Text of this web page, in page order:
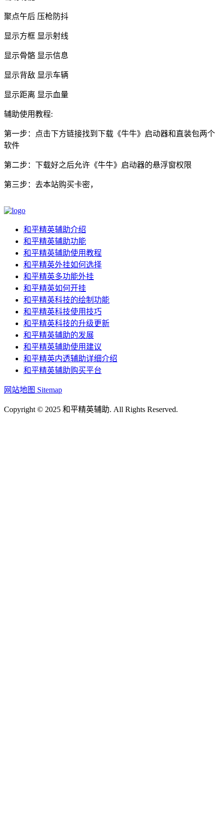
聚点午后 压枪防抖
显示方框 显示射线
显示骨骼 显示信息
显示背敌 显示车辆
显示距离 显示血量
辅助使用教程:
第一步：点击下方链接找到下载《牛牛》启动器和直装包两个
软件
第二步：下载好之后允许《牛牛》启动器的悬浮窗权限
第三步：去本站购买卡密，
和平精英辅助介绍
和平精英辅助功能
和平精英辅助使用教程
和平精英外挂如何选择
和平精英多功能外挂
和平精英如何开挂
和平精英科技的绘制功能
和平精英科技使用技巧
和平精英科技的升级更新
和平精英辅助的发展
和平精英辅助使用建议
和平精英内透辅助详细介绍
和平精英辅助购买平台
网站地图 Sitemap
Copyright © 2025 和平精英辅助. All Rights Reserved.